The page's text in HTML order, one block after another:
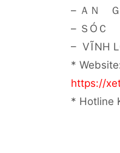
– ＡＮ Ｇ
– ＳÓＣ
– VĨNH
*
https://
* Hotline